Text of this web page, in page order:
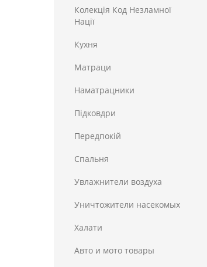
Колекція Код Незламної
Нації
Кухня
Матраци
Наматрацники
Пiдковдри
Передпокій
Спальня
Увлажнители воздуха
Уничтожители насекомых
Халати
Авто и мото товары